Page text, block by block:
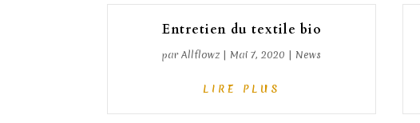
Entretien du textile bio
parAllflowz | Mai 7, 2020 | News
LIRE PLUS